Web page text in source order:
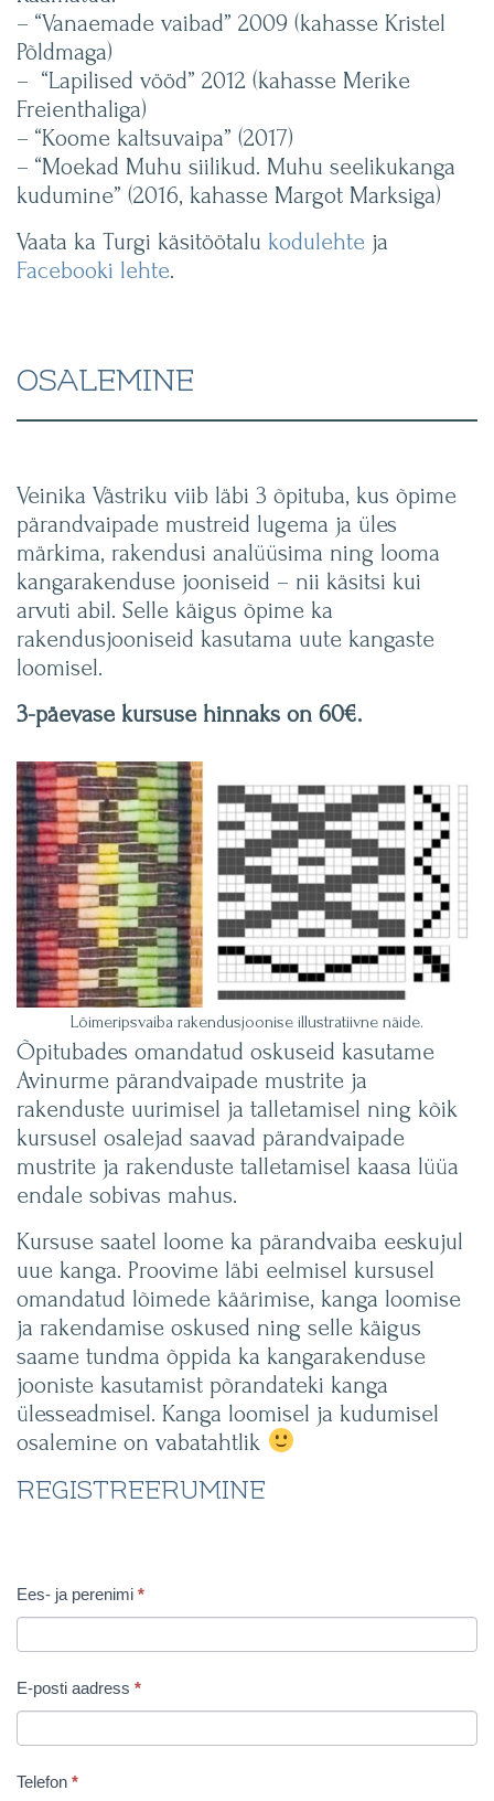
– “Vanaemade vaibad” 2009 (kahasse Kristel
Põldmaga)
– “Lapilised vööd” 2012 (kahasse Merike
Freienthaliga)
– “Koome kaltsuvaipa” (2017)
– “Moekad Muhu siilikud. Muhu seelikukanga
kudumine” (2016, kahasse Margot Marksiga)
Vaata ka Turgi käsitöötalu kodulehte ja
Facebooki lehte.
OSALEMINE
Veinika Västriku viib läbi 3 õpituba, kus õpime
pärandvaipade mustreid lugema ja üles
märkima, rakendusi analüüsima ning looma
kangarakenduse jooniseid – nii käsitsi kui
arvuti abil. Selle käigus õpime ka
rakendusjooniseid kasutama uute kangaste
loomisel.
3-päevase kursuse hinnaks on 60€.
Lõimeripsvaiba rakendusjoonise illustratiivne näide.
Õpitubades omandatud oskuseid kasutame
Avinurme pärandvaipade mustrite ja
rakenduste uurimisel ja talletamisel ning kõik
kursusel osalejad saavad pärandvaipade
mustrite ja rakenduste talletamisel kaasa lüüa
endale sobivas mahus.
Kursuse saatel loome ka pärandvaiba eeskujul
uue kanga. Proovime läbi eelmisel kursusel
omandatud lõimede käärimise, kanga loomise
ja rakendamise oskused ning selle käigus
saame tundma õppida ka kangarakenduse
jooniste kasutamist põrandateki kanga
ülesseadmisel. Kanga loomisel ja kudumisel
osalemine on vabatahtlik
REGISTREERUMINE
R
E
G
S
Ees- ja perenimi *
E-posti aadress *
Telefon *